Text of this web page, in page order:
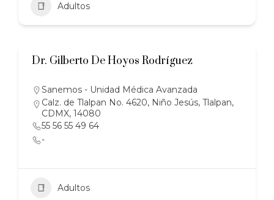
Adultos
Dr. Gilberto De Hoyos Rodríguez
Sanemos - Unidad Médica Avanzada
Calz. de Tlalpan No. 4620, Niño Jesús, Tlalpan,
CDMX, 14080
55 56 55 49 64
-
Adultos